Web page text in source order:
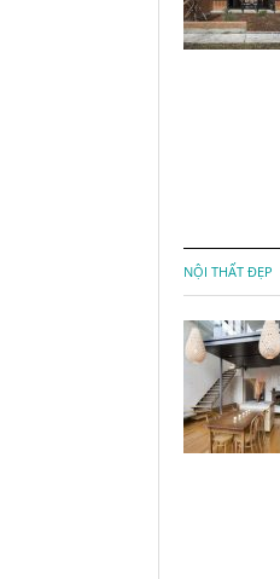
NỘI THẤT ĐẸP